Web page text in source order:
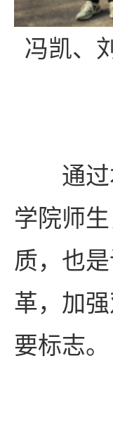
冯凯、
通
学院师
质，也
革，加
要标志。